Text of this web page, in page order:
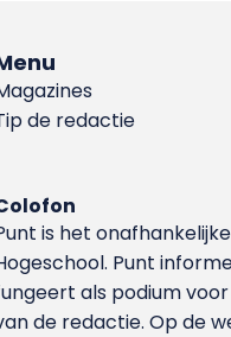
de redactie
is het
Punt
als podium
de redactie. Op de